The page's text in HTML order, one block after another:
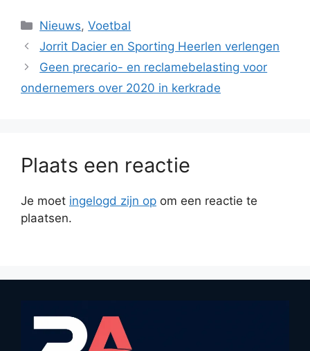
Categorieën
Nieuws,Voetbal
Jorrit Dacier en Sporting Heerlen verlengen
Geen precario- en reclamebelasting voor
ondernemers over 2020 in kerkrade
Plaats een reactie
Je moet ingelogd zijn op om een reactie te
plaatsen.